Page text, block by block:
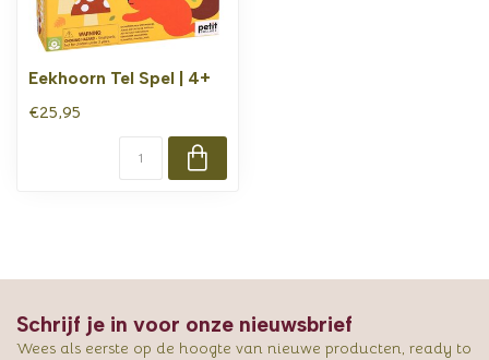
Eekhoorn Tel Spel | 4+
€25,95
Schrijf je in voor onze nieuwsbrief
Wees als eerste op de hoogte van nieuwe producten, ready to